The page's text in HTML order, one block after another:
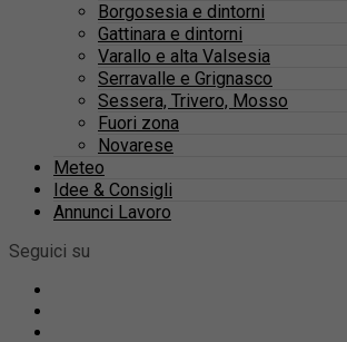
Borgosesia e dintorni
Gattinara e dintorni
Varallo e alta Valsesia
Serravalle e Grignasco
Sessera, Trivero, Mosso
Fuori zona
Novarese
Meteo
Idee & Consigli
Annunci Lavoro
Seguici su